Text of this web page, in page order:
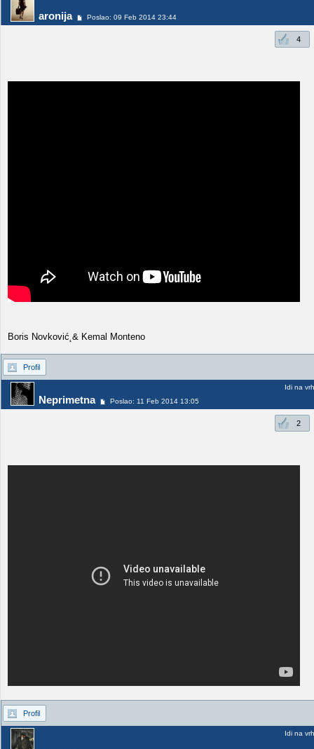
aronija Poslao: 09 Feb 2014 23:44
4
Boris Novković˛& Kemal Monteno
Profil
Neprimetna Poslao: 11 Feb 2014 13:05
Idi na vrh
2
Profil
Idi na vrh